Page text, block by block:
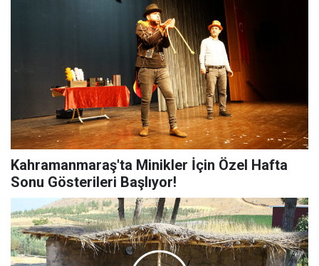
Kahramanmaraş'ta Minikler İçin Özel Hafta
Sonu Gösterileri Başlıyor!